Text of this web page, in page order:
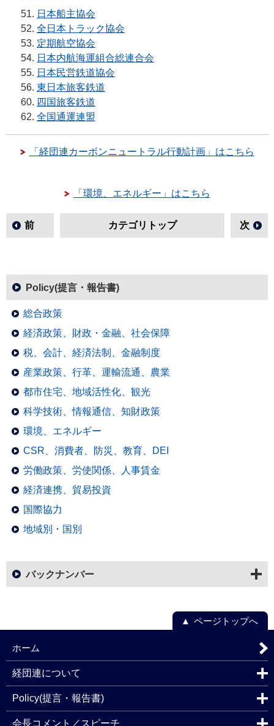
日本船主協会
全日本トラック協会
定期航空協会
日本内航海運組合総連合会
日本民営鉄道協会
東日本旅客鉄道
四国旅客鉄道
全国通運連盟
「経団連カーボンニュートラル行動計画」はこちら
「環境、エネルギー」はこちら
前 カテゴリトップ 次
Policy(提言・報告書)
総合政策
経済政策、財政・金融、社会保障
税、会計、経済法制、金融制度
産業政策、行革、運輸流通、農業
都市住宅、地域活性化、観光
科学技術、情報通信、知財政策
環境、エネルギー
CSR、消費者、防災、教育、DEI
労働政策、労使関係、人事賃金
経済連携、貿易投資
国際協力
地域別・国別
バックナンバー
ページトップへ
ホーム
経団連について
Policy(提言・報告書)
会長コメント／スピーチ